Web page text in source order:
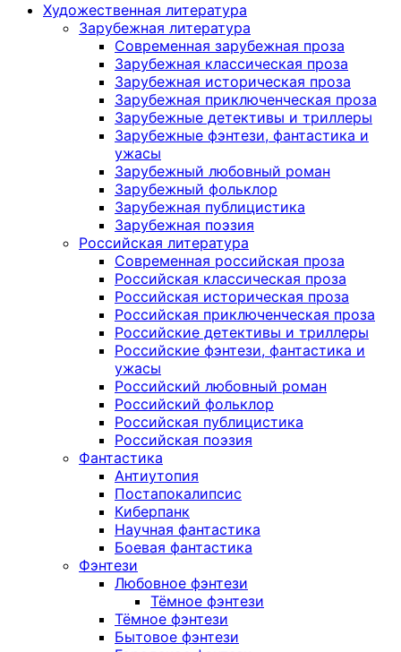
Художественная литература
Зарубежная литература
Современная зарубежная проза
Зарубежная классическая проза
Зарубежная историческая проза
Зарубежная приключенческая проза
Зарубежные детективы и триллеры
Зарубежные фэнтези, фантастика и
ужасы
Зарубежный любовный роман
Зарубежный фольклор
Зарубежная публицистика
Зарубежная поэзия
Российская литература
Современная российская проза
Российская классическая проза
Российская историческая проза
Российская приключенческая проза
Российские детективы и триллеры
Российские фэнтези, фантастика и
ужасы
Российский любовный роман
Российский фольклор
Российская публицистика
Российская поэзия
Фантастика
Антиутопия
Постапокалипсис
Киберпанк
Научная фантастика
Боевая фантастика
Фэнтези
Любовное фэнтези
Тёмное фэнтези
Тёмное фэнтези
Бытовое фэнтези